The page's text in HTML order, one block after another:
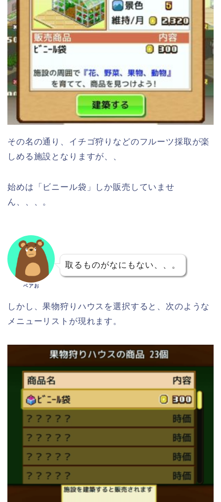
その名の通り、イチゴ狩りなどのフルーツ採取が楽
しめる施設となりますが、、
始めは「ビニール袋」しか販売していませ
ん、、、。
ベアお
取るものがなにもない、、。
しかし、果物狩りハウスを選択すると、次のような
メニューリストが現れます。